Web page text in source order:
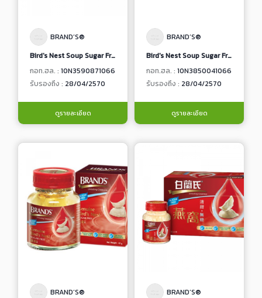
BRAND’S®
Bird's Nest Soup Sugar Free
กอท.ฮล. : 10N3590871066
รับรองถึง : 28/04/2570
ดูรายละเอียด
BRAND’S®
Bird's Nest Soup Sugar Free
กอท.ฮล. : 10N3850041066
รับรองถึง : 28/04/2570
ดูรายละเอียด
BRAND’S®
BRAND’S®